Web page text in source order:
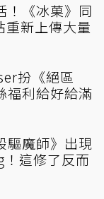
！《冰菓》同
重新上傳大量
扮《絕區
福利給好給滿
驅魔師》出現
！這修了反而